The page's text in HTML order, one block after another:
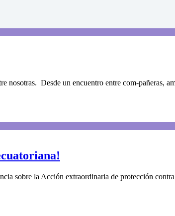
nosotras. Desde un encuentro entre com-pañeras,
sobre la Acción extraordinaria de protección